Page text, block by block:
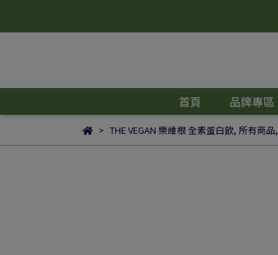
首頁 品牌專區
THE VEGAN 樂維根 全素蛋白飲, 所有商品,